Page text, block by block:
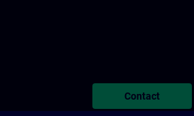
Contact